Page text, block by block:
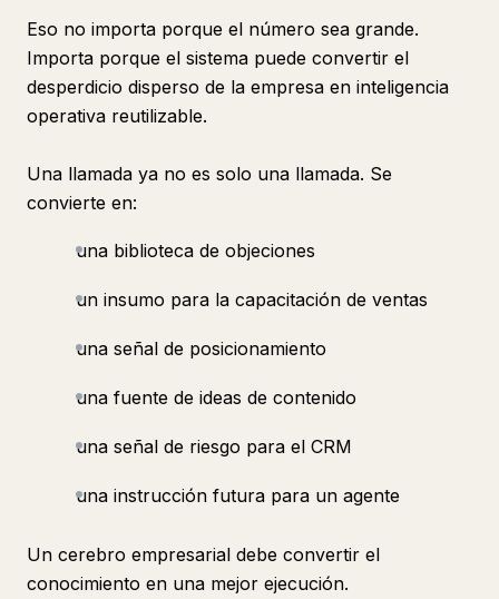
Eso no importa porque el número sea grande.
Importa porque el sistema puede convertir el
desperdicio disperso de la empresa en inteligencia
operativa reutilizable.
Una llamada ya no es solo una llamada. Se
convierte en:
una biblioteca de objeciones
un insumo para la capacitación de ventas
una señal de posicionamiento
una fuente de ideas de contenido
una señal de riesgo para el CRM
una instrucción futura para un agente
Un cerebro empresarial debe convertir el
conocimiento en una mejor ejecución.